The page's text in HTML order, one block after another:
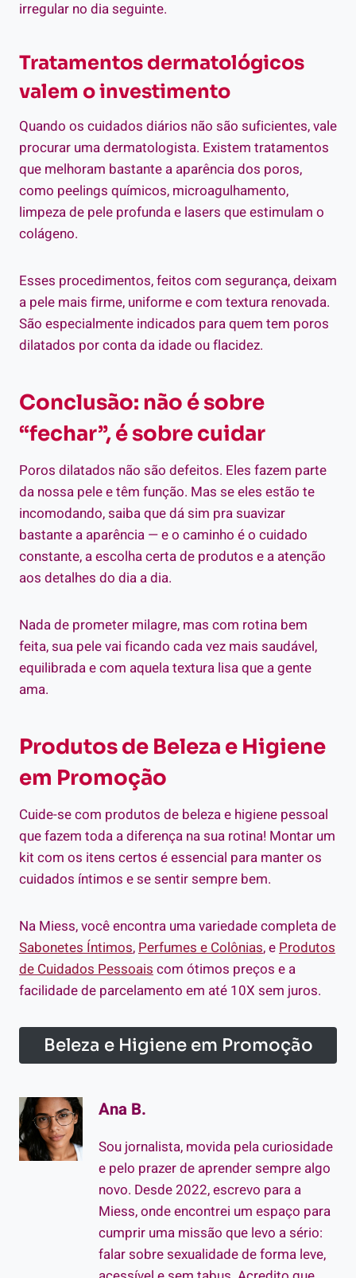
irregular no dia seguinte.
Tratamentos dermatológicos
valem o investimento
Quando os cuidados diários não são suficientes, vale
procurar uma dermatologista. Existem tratamentos
que melhoram bastante a aparência dos poros,
como peelings químicos, microagulhamento,
limpeza de pele profunda e lasers que estimulam o
colágeno.
Esses procedimentos, feitos com segurança, deixam
a pele mais firme, uniforme e com textura renovada.
São especialmente indicados para quem tem poros
dilatados por conta da idade ou flacidez.
Conclusão: não é sobre
“fechar”, é sobre cuidar
Poros dilatados não são defeitos. Eles fazem parte
da nossa pele e têm função. Mas se eles estão te
incomodando, saiba que dá sim pra suavizar
bastante a aparência — e o caminho é o cuidado
constante, a escolha certa de produtos e a atenção
aos detalhes do dia a dia.
Nada de prometer milagre, mas com rotina bem
feita, sua pele vai ficando cada vez mais saudável,
equilibrada e com aquela textura lisa que a gente
ama.
Produtos de Beleza e Higiene
em Promoção
Cuide-se com produtos de beleza e higiene pessoal
que fazem toda a diferença na sua rotina! Montar um
kit com os itens certos é essencial para manter os
cuidados íntimos e se sentir sempre bem.
Na Miess, você encontra uma variedade completa de
Sabonetes Íntimos, Perfumes e Colônias, e Produtos
de Cuidados Pessoais com ótimos preços e a
facilidade de parcelamento em até 10X sem juros.
Beleza e Higiene em Promoção
Ana B.
Sou jornalista, movida pela curiosidade
e pelo prazer de aprender sempre algo
novo. Desde 2022, escrevo para a
Miess, onde encontrei um espaço para
cumprir uma missão que levo a sério:
falar sobre sexualidade de forma leve,